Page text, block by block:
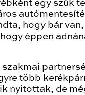
egy szűk
hogy bár
éppen
több
nyitottak, de